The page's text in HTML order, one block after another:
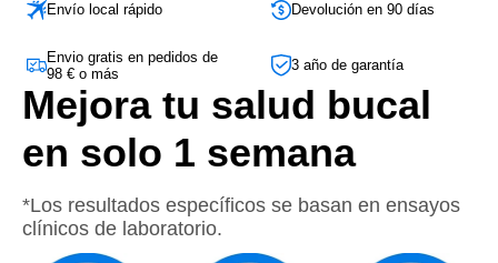
Envío local rápido Devolución en 90 días
Envio gratis en pedidos de
98 € o más
3 año de garantía
Mejora tu salud bucal
en solo 1 semana
*Los resultados específicos se basan en ensayos
clínicos de laboratorio.